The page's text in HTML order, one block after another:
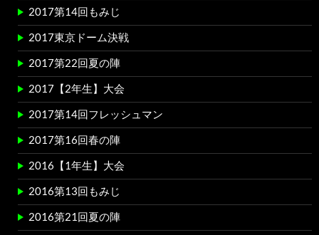
2017第14回もみじ
2017東京ドーム決戦
2017第22回夏の陣
2017【2年生】大会
2017第14回フレッシュマン
2017第16回春の陣
2016【1年生】大会
2016第13回もみじ
2016第21回夏の陣